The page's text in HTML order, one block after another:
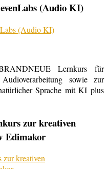
(Audio KI)
Lernkurs für
sowie zur
Sprache mit KI plus
zur kreativen
Edimakor